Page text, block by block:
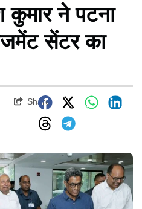
कुमार ने पटना
सेंटर का
Share